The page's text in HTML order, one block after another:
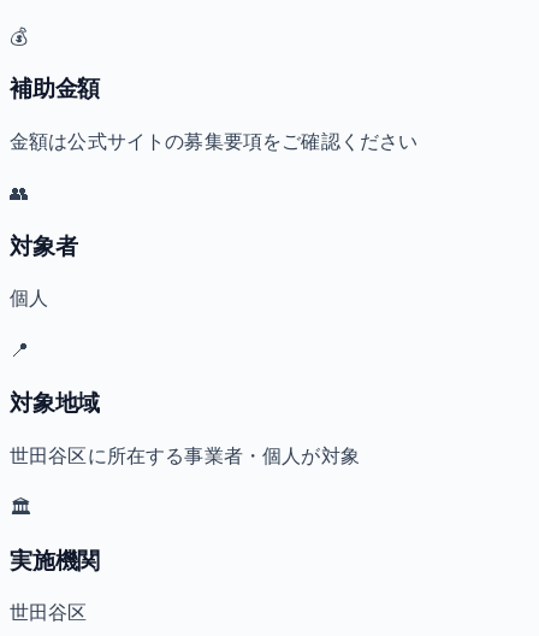
💰
補助金額
金額は公式サイトの募集要項をご確認ください
👥
対象者
個人
📍
対象地域
世田谷区に所在する事業者・個人が対象
🏛️
実施機関
世田谷区